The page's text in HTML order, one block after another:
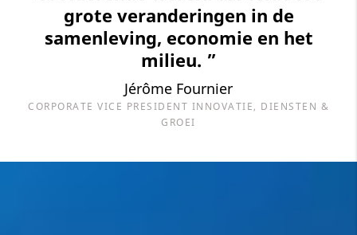
grote veranderingen in de
samenleving, economie en het
milieu. ”
Jérôme Fournier
CORPORATE VICE PRESIDENT INNOVATIE, DIENSTEN &
GROEI